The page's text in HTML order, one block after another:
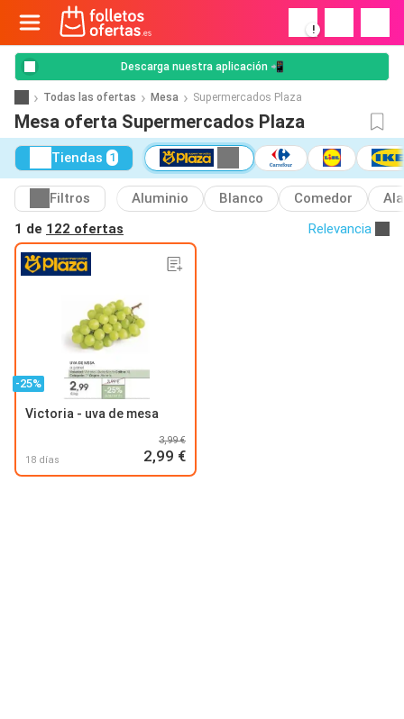
!
Descarga nuestra aplicación 📲
Todas las ofertas Mesa Supermercados Plaza
Mesa oferta Supermercados Plaza
Tiendas 1
Filtros Aluminio Blanco Comedor
1 de 122 ofertas Relevancia
-25%
Victoria - uva de mesa
18 días
3,99 €
2,99 €